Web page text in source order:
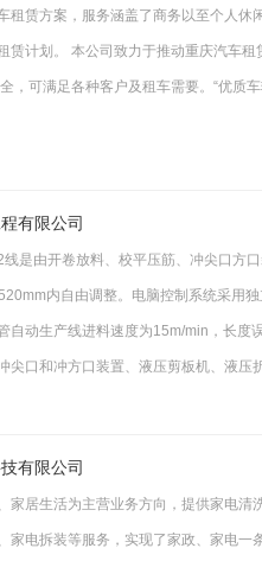
租赁方案，服务涵盖了商务以至个人
赁计划。 本公司致力于推动重庆汽车
，可满足各种客户及租车需要。“优质
有限公司
是由开卷放料、校平压筋、冲尖口方
内自由调整。电脑控制系统采用
自动生产线进料速度为15m/min，长
尖口和冲方口装置、液压剪板机、液
有限公司
家居生活为主营业务方向，提供家电
家电拆装等服务，实现了家政、家电一